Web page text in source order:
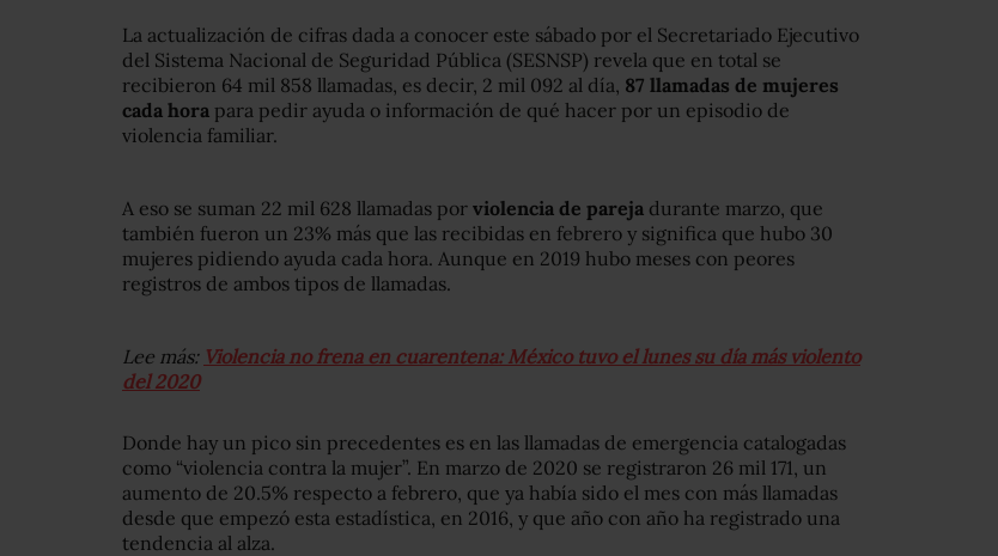
La actualización de cifras dada a conocer este sábado por el Secretariado Ejecutivo
del Sistema Nacional de Seguridad Pública (SESNSP) revela que en total se
recibieron 64 mil 858 llamadas, es decir, 2 mil 092 al día, 87 llamadas de mujeres
cada hora para pedir ayuda o información de qué hacer por un episodio de
violencia familiar.
A eso se suman 22 mil 628 llamadas por violencia de pareja durante marzo, que
también fueron un 23% más que las recibidas en febrero y significa que hubo 30
mujeres pidiendo ayuda cada hora. Aunque en 2019 hubo meses con peores
registros de ambos tipos de llamadas.
Lee más: Violencia no frena en cuarentena: México tuvo el lunes su día más violento
del 2020
Donde hay un pico sin precedentes es en las llamadas de emergencia catalogadas
como “violencia contra la mujer”. En marzo de 2020 se registraron 26 mil 171, un
aumento de 20.5% respecto a febrero, que ya había sido el mes con más llamadas
desde que empezó esta estadística, en 2016, y que año con año ha registrado una
tendencia al alza.